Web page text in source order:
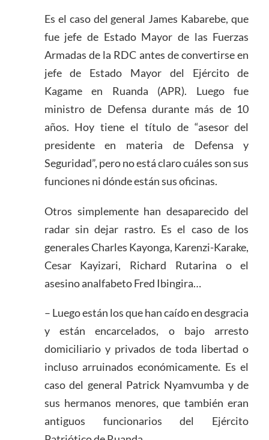
Es el caso del general James Kabarebe, que
fue jefe de Estado Mayor de las Fuerzas
Armadas de la RDC antes de convertirse en
jefe de Estado Mayor del Ejército de
Kagame en Ruanda (APR). Luego fue
ministro de Defensa durante más de 10
años. Hoy tiene el título de “asesor del
presidente en materia de Defensa y
Seguridad”, pero no está claro cuáles son sus
funciones ni dónde están sus oficinas.
Otros simplemente han desaparecido del
radar sin dejar rastro. Es el caso de los
generales Charles Kayonga, Karenzi-Karake,
Cesar Kayizari, Richard Rutarina o el
asesino analfabeto Fred Ibingira…
– Luego están los que han caído en desgracia
y están encarcelados, o bajo arresto
domiciliario y privados de toda libertad o
incluso arruinados económicamente. Es el
caso del general Patrick Nyamvumba y de
sus hermanos menores, que también eran
antiguos funcionarios del Ejército